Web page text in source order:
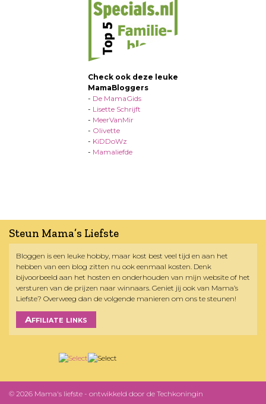
Check ook deze leuke
MamaBloggers
- De MamaGids
- Lisette Schrijft
- MeerVanMir
- Olivette
- KiDDoWz
- Mamaliefde
Steun Mama’s Liefste
Bloggen is een leuke hobby, maar kost best veel tijd en aan het
hebben van een blog zitten nu ook eenmaal kosten. Denk
bijvoorbeeld aan het hosten en onderhouden van mijn website of het
versturen van de prijzen naar winnaars. Geniet jij ook van Mama’s
Liefste? Overweeg dan de volgende manieren om ons te steunen!
Affiliate links
© 2026 Mama's liefste - ontwikkeld door de Techkoningin